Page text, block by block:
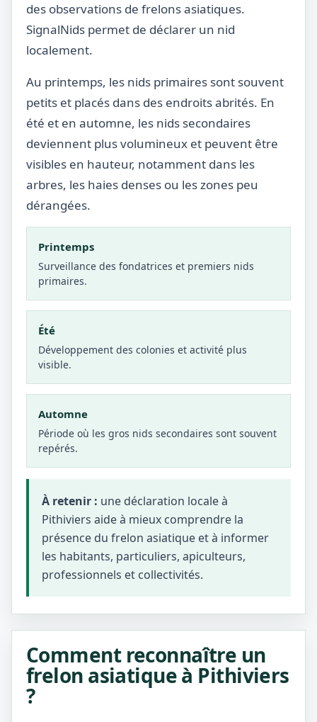
des observations de frelons asiatiques.
SignalNids permet de déclarer un nid
localement.
Au printemps, les nids primaires sont souvent
petits et placés dans des endroits abrités. En
été et en automne, les nids secondaires
deviennent plus volumineux et peuvent être
visibles en hauteur, notamment dans les
arbres, les haies denses ou les zones peu
dérangées.
Printemps
Surveillance des fondatrices et premiers nids
primaires.
Été
Développement des colonies et activité plus
visible.
Automne
Période où les gros nids secondaires sont souvent
repérés.
À retenir : une déclaration locale à
Pithiviers aide à mieux comprendre la
présence du frelon asiatique et à informer
les habitants, particuliers, apiculteurs,
professionnels et collectivités.
Comment reconnaître un
frelon asiatique à Pithiviers
?